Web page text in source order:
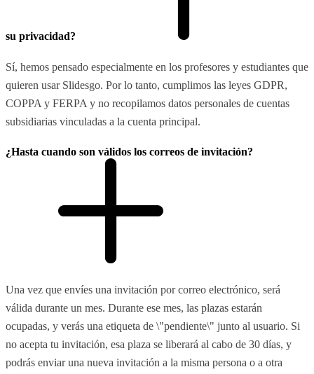
su privacidad?
Sí, hemos pensado especialmente en los profesores y estudiantes que
quieren usar Slidesgo. Por lo tanto, cumplimos las leyes GDPR,
COPPA y FERPA y no recopilamos datos personales de cuentas
subsidiarias vinculadas a la cuenta principal.
¿Hasta cuando son válidos los correos de invitación?
Una vez que envíes una invitación por correo electrónico, será
válida durante un mes. Durante ese mes, las plazas estarán
ocupadas, y verás una etiqueta de \"pendiente\" junto al usuario. Si
no acepta tu invitación, esa plaza se liberará al cabo de 30 días, y
podrás enviar una nueva invitación a la misma persona o a otra